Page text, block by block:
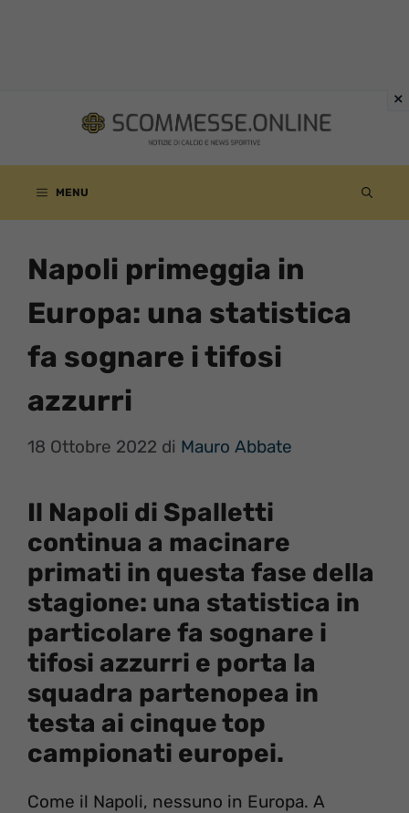
contenuto
MENU
Napoli primeggia in
Europa: una statistica
fa sognare i tifosi
azzurri
18 Ottobre 2022 di Mauro Abbate
Il Napoli di Spalletti
continua a macinare
primati in questa fase della
stagione: una statistica in
particolare fa sognare i
tifosi azzurri e porta la
squadra partenopea in
testa ai cinque top
campionati europei.
Come il Napoli, nessuno in Europa. A